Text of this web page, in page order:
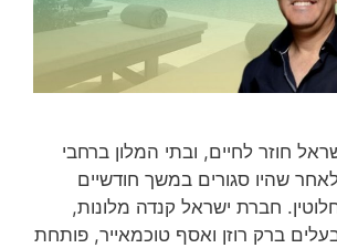
חוזר לחיים, ובתי המלון ברחבי
שהיו סגורים במשך חודשיים
חברת ישראל קנדה מלונות,
ברק רוזן ואסף טוכמאייר, פותחת